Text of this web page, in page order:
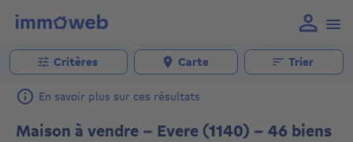
Critères Carte Trier
En savoir plus sur ces résultats
Maison à vendre - Evere (1140) - 46 biens